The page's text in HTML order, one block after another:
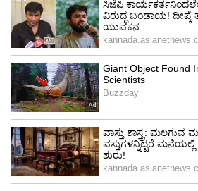
ಕರ್ನಾಟಕದಿಂದ ಹೆಚ್ಚು ಲಾಭ
ಕರ್ನಾಟಕಕ್ಕೆ ಕೊಟ್ಟಿದ್ದೇನು.
ಶೇ 18 ರಷ್ಟು ಜಿಎಸ್ ಟಿ
ಬವಣೆ ಬಗ್ಗೆ ಮಾತಾನಾಡುತ್ತಾರೆ. ಐಟಿ
ಟ್ಯಾಂಕರ್ ಸಿಟಿ ಎಂದು ಮೋದಿಯವರು
ಹಾಗೆ ಹೇಳಲು ಇವರಿಗೆ ಯಾವ ಅರ್ಹತೆ
ಐಟಿ ಸಿಟಿಯನ್ನಾಗಿ ಮೋದಿಯವರು
ಕರ್ನಾಟಕದಲ್ಲಿ ಬರ ಇರುವ
ಬರ ಪರಿಸ್ಥಿತಿಯನ್ನ ನಿರ್ವಹಿಸುತ್ತಿದೆ.